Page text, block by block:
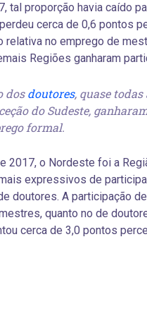
tal proporção havia caído
cerca de 0,6 pontos
relativa no emprego de
Regiões ganharam
dosdoutores, quase todas
do Sudeste,
formal.
2017, o Nordeste foi a
expressivos de
doutores. A participação
quanto no de
cerca de 3,0 pontos